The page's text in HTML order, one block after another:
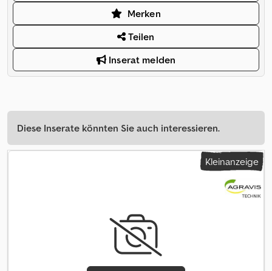
Merken
Teilen
Inserat melden
Diese Inserate könnten Sie auch interessieren.
Kleinanzeige